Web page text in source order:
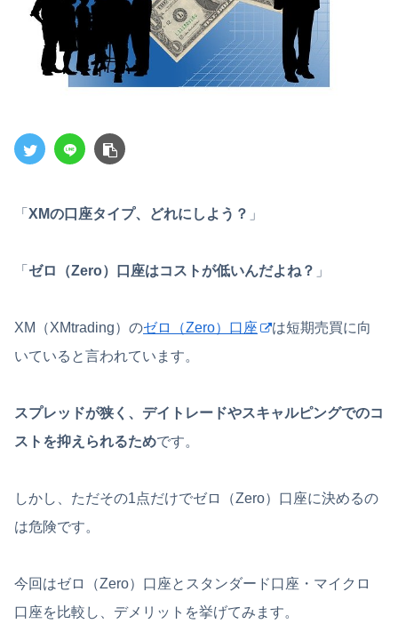
「 XMの口座タイプ、どれにしよう？ 」
「 ゼロ（Zero）口座はコストが低いんだよね？ 」
XM（XMtrading）のゼロ（Zero）口座
は短期売買に向
いていると言われています。
スプレッドが狭く、デイトレードやスキャルピングでのコ
ストを抑えられるためです。
しかし、ただその1点だけでゼロ（Zero）口座に決めるの
は危険です。
今回はゼロ（Zero）口座とスタンダード口座・マイクロ
口座を比較し、デメリットを挙げてみます。